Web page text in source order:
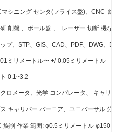
マシニング センタ(フライス盤)、CNC 旋
削盤 、ボール盤 、 レーザー 切断 機など
プ、STP、GIS、CAD、PDF、DWG、
ミリメートル〜 +/-0.05ミリメートル
0.1~3.2
ロメータ、光学 コンパレータ、 キャリ
キャリパー バーニア、ユニバーサル 分
旋削 作業 範囲: φ0.5ミリメートル-φ150ミ